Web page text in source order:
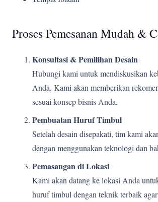
Proses Pemesanan Mudah &
Konsultasi & Pemilihan Desain
Hubungi kami untuk mendiskusikan
Anda. Kami akan memberikan
sesuai konsep bisnis Anda.
Pembuatan Huruf Timbul
Setelah desain disepakati, tim kami
dengan menggunakan teknologi dan
Pemasangan di Lokasi
Kami akan datang ke lokasi Anda
huruf timbul dengan teknik terbaik